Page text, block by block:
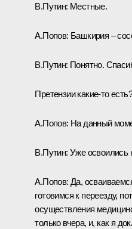
В.Путин: Местные.
А.Попов: Башкирия –
В.Путин: Понятно.
Претензии какие-то
А.Попов: На данный
В.Путин: Уже освоились
А.Попов: Да,
готовимся к переезду,
осуществления
только вчера, и, как я